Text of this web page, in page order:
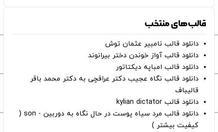
قالب‌های منتخب
دانلود قالب نامبیر عثمان ‌توش
دانلود قالب آواز خوندن دختر بیرانوند
دانلود قالب امباپه دیکتاتور
دانلود قالب نگاه عجیب دکتر عراقچی به دکتر محمد باقر
قالیباف
دانلود قالب kylian dictator
دانلود قالب مرد سیاه پوست در حال نگاه به دوربین - son (
کیفیت بیشتر )